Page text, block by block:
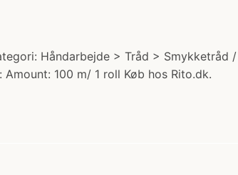
Håndarbejde > Tråd >
100 m/ 1 roll Køb hos Rito.dk.